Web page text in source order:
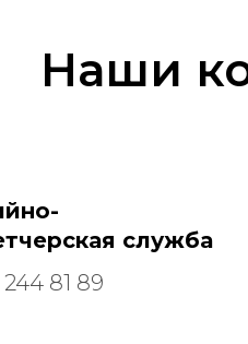
Наши
служба
81 89